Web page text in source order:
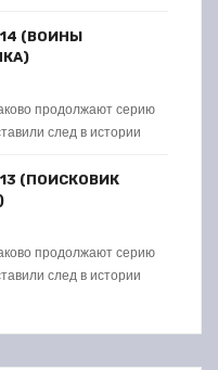
(ВОИНЫ
продолжают серию
след в истории
(ПОИСКОВИК
продолжают серию
след в истории